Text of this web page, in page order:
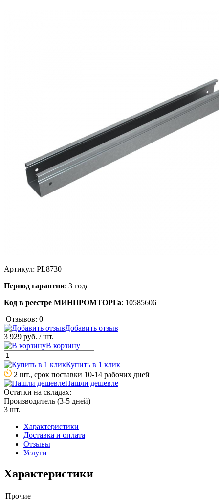
Артикул: PL8730
Период гарантии: 3 года
Код в реестре МИНПРОМТОРГа: 10585606
Отзывов: 0
Добавить отзыв
3 929 руб. / шт.
В корзину
Купить в 1 клик
2 шт., срок поставки 10-14 рабочих дней
Нашли дешевле
Остатки на складах:
Производитель (3-5 дней)
3 шт.
Характеристики
Доставка и оплата
Отзывы
Услуги
Характеристики
Прочие